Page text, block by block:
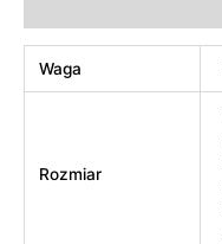
Waga
Rozmiar